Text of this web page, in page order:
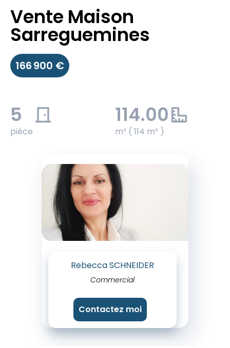
Vente Maison
Sarreguemines
166 900 €
5
pièce
114.00
m² ( 114 m² )
Rebecca SCHNEIDER
Commercial
Contactez moi